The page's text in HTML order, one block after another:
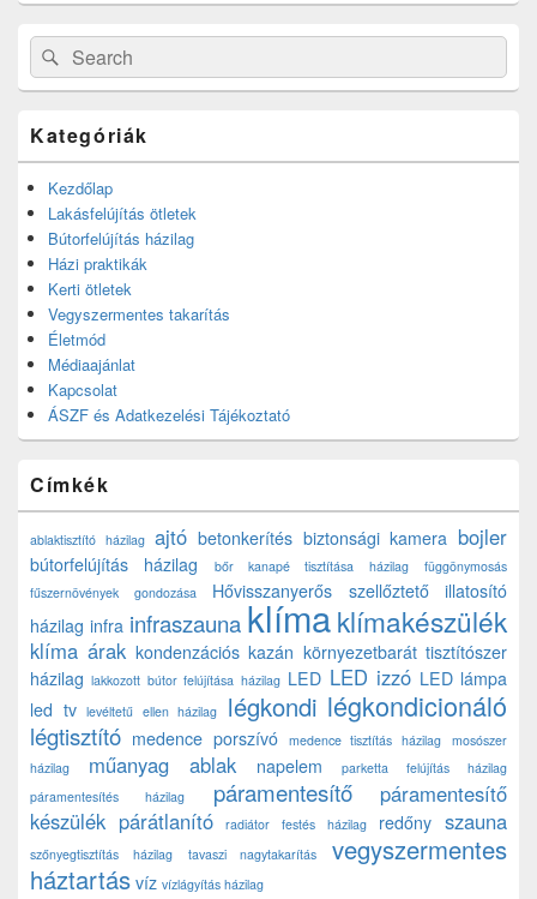
Search
for:
Search
Kategóriák
Kezdőlap
Lakásfelújítás ötletek
Bútorfelújítás házilag
Házi praktikák
Kerti ötletek
Vegyszermentes takarítás
Életmód
Médiaajánlat
Kapcsolat
ÁSZF és Adatkezelési Tájékoztató
Címkék
ablaktisztító házilag ajtó betonkerítés biztonsági kamera bojler
bútorfelújítás házilag bőr kanapé tisztítása házilag
függönymosás
fűszernövények gondozása
Hővisszanyerős szellőztető
illatosító
házilag infra infraszauna klímaklímakészülék
klíma árak kondenzációs kazán környezetbarát tisztítószer
házilag lakkozott bútor felújítása házilag LED LED izzó LED lámpa
led tv levéltetű ellen házilag légkondi légkondicionáló
légtisztító medence porszívó medence tisztítás házilag
mosószer
házilag
műanyag ablak napelem
parketta felújítás házilag
páramentesítés házilag
páramentesítő
páramentesítő
készülék párátlanító radiátor festés házilag redőny szauna
szőnyegtisztítás házilag tavaszi nagytakarítás
vegyszermentes
háztartás víz vízlágyítás házilag